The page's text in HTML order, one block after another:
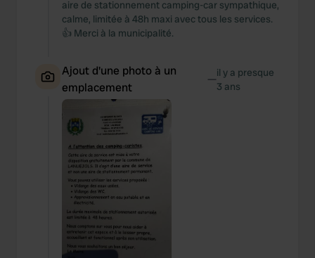
aire de stationnement camping-car sympathique,
calme, limitée à 48h maxi avec tous les services.
👍 Merci à la municipalité.
Ajout d'une photo à un
emplacement
—il y a presque
3 ans